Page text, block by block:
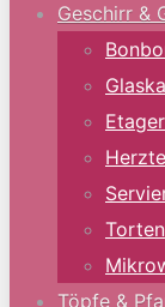
Geschirr &
Töpfe &